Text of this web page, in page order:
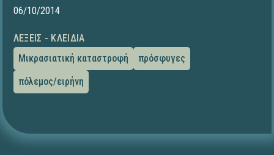
06/10/2014
ΛΈΞΕΙΣ - ΚΛΕΙΔΙΆ
Μικρασιατική καταστροφή
πρόσφυγες
πόλεμος/ειρήνη